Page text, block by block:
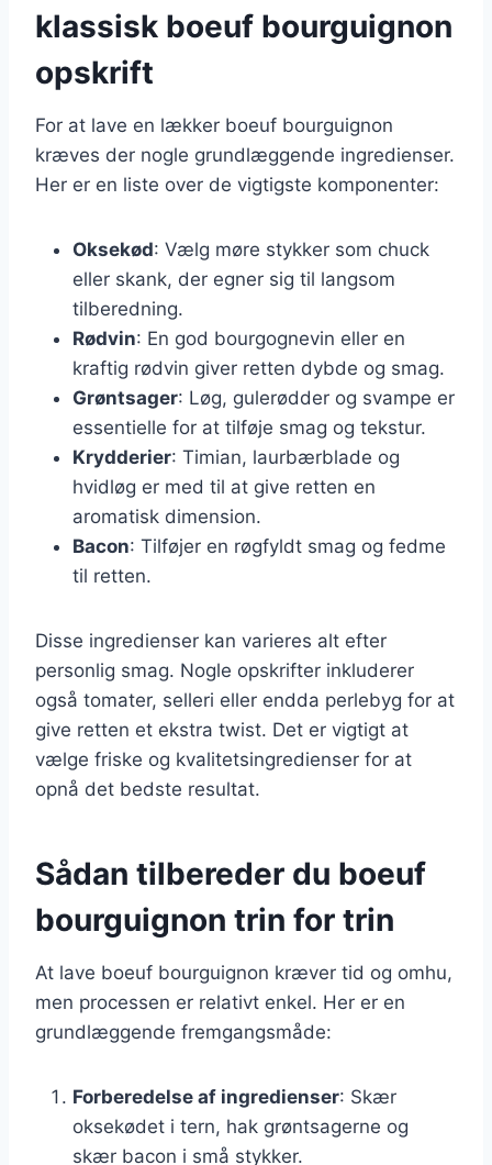
klassisk boeuf bourguignon
opskrift
For at lave en lækker boeuf bourguignon
kræves der nogle grundlæggende ingredienser.
Her er en liste over de vigtigste komponenter:
Oksekød: Vælg møre stykker som chuck
eller skank, der egner sig til langsom
tilberedning.
Rødvin: En god bourgognevin eller en
kraftig rødvin giver retten dybde og smag.
Grøntsager: Løg, gulerødder og svampe er
essentielle for at tilføje smag og tekstur.
Krydderier: Timian, laurbærblade og
hvidløg er med til at give retten en
aromatisk dimension.
Bacon: Tilføjer en røgfyldt smag og fedme
til retten.
Disse ingredienser kan varieres alt efter
personlig smag. Nogle opskrifter inkluderer
også tomater, selleri eller endda perlebyg for at
give retten et ekstra twist. Det er vigtigt at
vælge friske og kvalitetsingredienser for at
opnå det bedste resultat.
Sådan tilbereder du boeuf
bourguignon trin for trin
At lave boeuf bourguignon kræver tid og omhu,
men processen er relativt enkel. Her er en
grundlæggende fremgangsmåde:
Forberedelse af ingredienser: Skær
oksekødet i tern, hak grøntsagerne og
skær bacon i små stykker.